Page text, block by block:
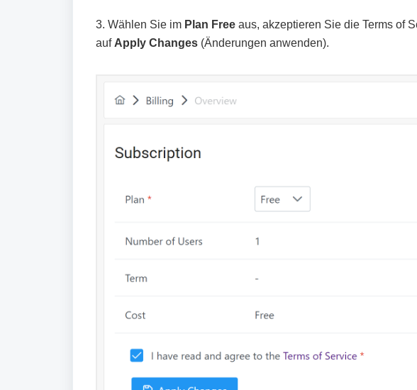
3. Wählen Sie im Plan Free aus, akzeptieren Sie die Terms of
auf Apply Changes (Änderungen anwenden).